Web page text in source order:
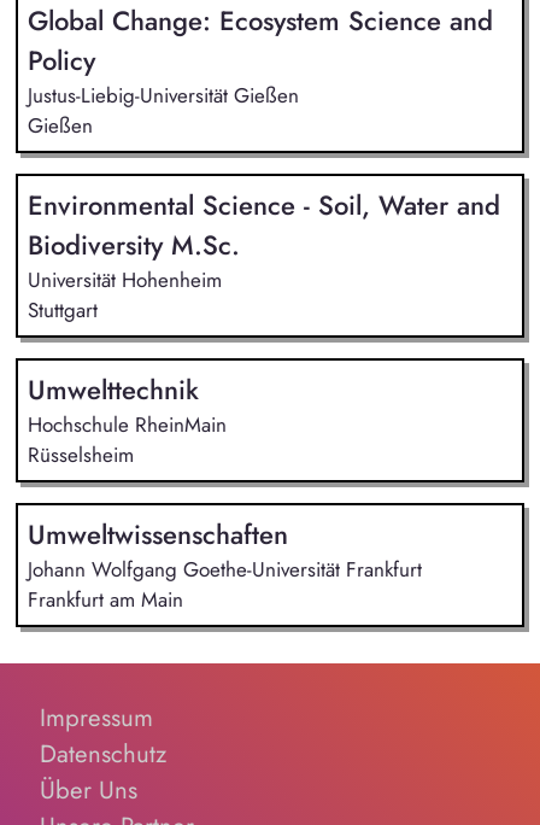
Global Change: Ecosystem Science and
Policy
Justus-Liebig-Universität Gießen
Gießen
Environmental Science - Soil, Water and
Biodiversity M.Sc.
Universität Hohenheim
Stuttgart
Umwelttechnik
Hochschule RheinMain
Rüsselsheim
Umweltwissenschaften
Johann Wolfgang Goethe-Universität Frankfurt
Frankfurt am Main
Impressum
Datenschutz
Über Uns